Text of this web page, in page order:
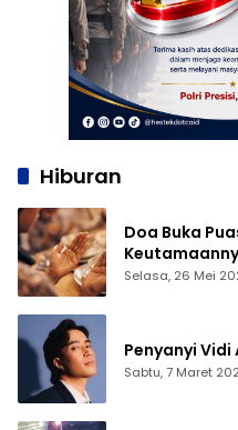
Hiburan
Doa Buka
Selasa, 26 Mei
Penyanyi
Sabtu, 7 Maret